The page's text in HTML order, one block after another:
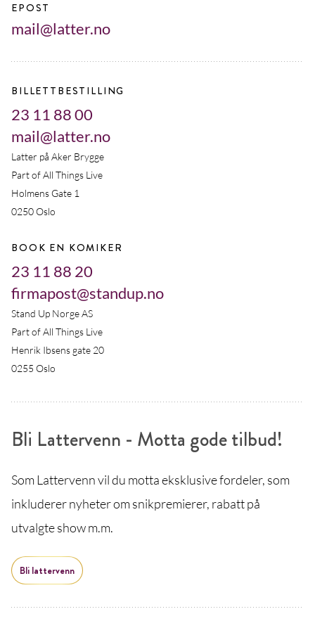
EPOST
mail@latter.no
BILLETTBESTILLING
23 11 88 00
mail@latter.no
Latter på Aker Brygge
Part of All Things Live
Holmens Gate 1
0250 Oslo
BOOK EN KOMIKER
23 11 88 20
firmapost@standup.no
Stand Up Norge AS
Part of All Things Live
Henrik Ibsens gate 20
0255 Oslo
Bli Lattervenn - Motta gode tilbud!
Som Lattervenn vil du motta eksklusive fordeler, som
inkluderer nyheter om snikpremierer, rabatt på
utvalgte show m.m.
Bli lattervenn